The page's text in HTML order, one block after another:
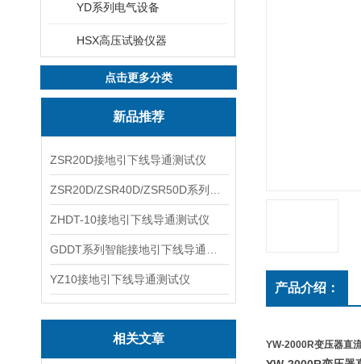
YD系列电气设备
HSX高压试验仪器
点击更多分类
新品推荐
ZSR20D接地引下线导通测试仪
ZHDT-10接地引下线导通测试仪
YZ10接地引下线导通测试仪
相关文章
产品介绍：
YW-2000R变压器直